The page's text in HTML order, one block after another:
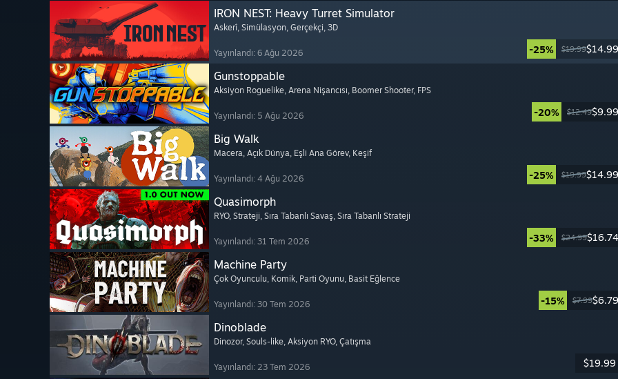
IRON NEST: Heavy Turret Simulator
Askerî, Simülasyon, Gerçekçi, 3D
Yayınlandı: 6 Ağu 2026 -25% $19.99$14.99
Gunstoppable
Aksiyon Roguelike, Arena Nişancısı, Boomer Shooter, FPS
Yayınlandı: 5 Ağu 2026 -20% $12.49$9.99
Big Walk
Macera, Açık Dünya, Eşli Ana Görev, Keşif
Yayınlandı: 4 Ağu 2026 -25% $19.99$14.99
Quasimorph
RYO, Strateji, Sıra Tabanlı Savaş, Sıra Tabanlı Strateji
Yayınlandı: 31 Tem 2026 -33% $24.99$16.74
Machine Party
Çok Oyunculu, Komik, Parti Oyunu, Basit Eğlence
Yayınlandı: 30 Tem 2026 -15% $7.99$6.79
Dinoblade
Dinozor, Souls-like, Aksiyon RYO, Çatışma
Yayınlandı: 23 Tem 2026 $19.99